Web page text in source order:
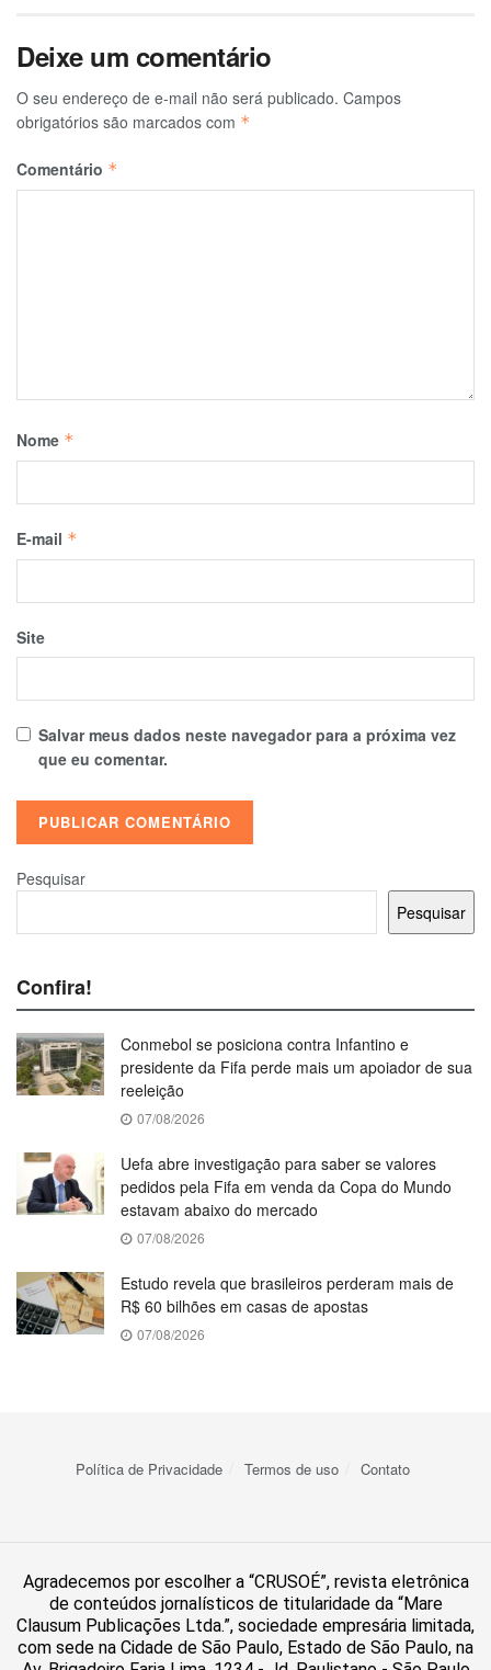
Deixe um comentário
O seu endereço de e-mail não será publicado. Campos
obrigatórios são marcados com *
Comentário *
Nome *
E-mail *
Site
Salvar meus dados neste navegador para a próxima vez
que eu comentar.
Pesquisar
Pesquisar
Confira!
Conmebol se posiciona contra Infantino e
presidente da Fifa perde mais um apoiador de sua
reeleição
07/08/2026
Uefa abre investigação para saber se valores
pedidos pela Fifa em venda da Copa do Mundo
estavam abaixo do mercado
07/08/2026
Estudo revela que brasileiros perderam mais de
R$ 60 bilhões em casas de apostas
07/08/2026
Política de Privacidade Termos de uso Contato
Agradecemos por escolher a “CRUSOÉ”, revista eletrônica
de conteúdos jornalísticos de titularidade da “Mare
Clausum Publicações Ltda.”, sociedade empresária limitada,
com sede na Cidade de São Paulo, Estado de São Paulo, na